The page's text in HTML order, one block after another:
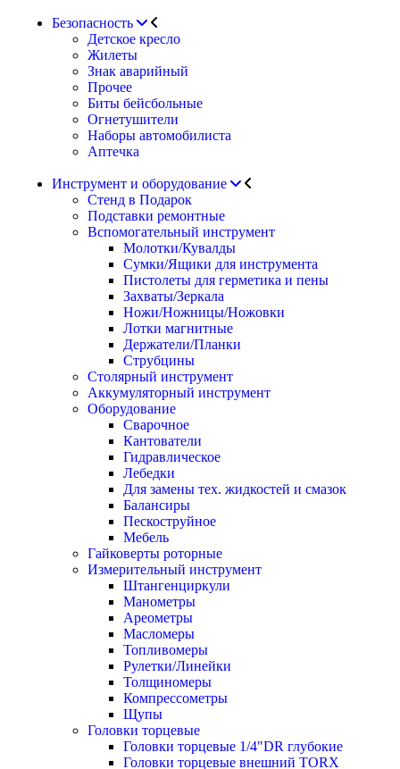
Безопасность
Детское кресло
Жилеты
Знак аварийный
Прочее
Биты бейсбольные
Огнетушители
Наборы автомобилиста
Аптечка
Инструмент и оборудование
Стенд в Подарок
Подставки ремонтные
Вспомогательный инструмент
Молотки/Кувалды
Сумки/Ящики для инструмента
Пистолеты для герметика и пены
Захваты/Зеркала
Ножи/Ножницы/Ножовки
Лотки магнитные
Держатели/Планки
Струбцины
Столярный инструмент
Аккумуляторный инструмент
Оборудование
Сварочное
Кантователи
Гидравлическое
Лебедки
Для замены тех. жидкостей и смазок
Балансиры
Пескоструйное
Мебель
Гайковерты роторные
Измерительный инструмент
Штангенциркули
Манометры
Ареометры
Масломеры
Топливомеры
Рулетки/Линейки
Толщиномеры
Компрессометры
Щупы
Головки торцевые
Головки торцевые 1/4"DR глубокие
Головки торцевые внешний TORX